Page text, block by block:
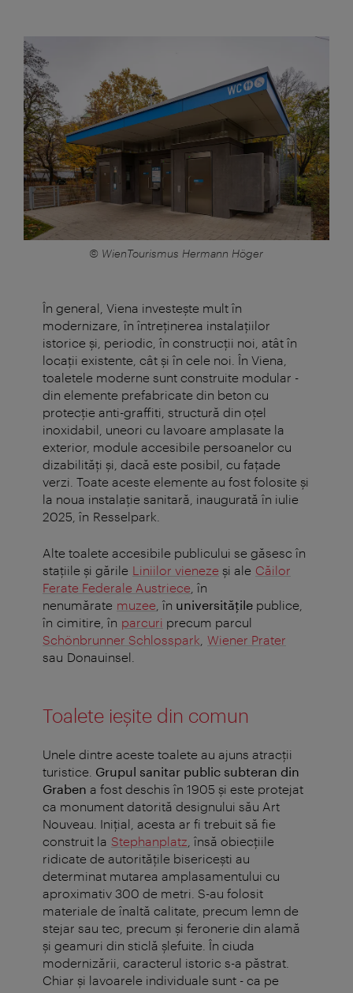
© WienTourismus Hermann Höger
În general, Viena investește mult în
modernizare, în întreținerea instalațiilor
istorice și, periodic, în construcții noi, atât în
locații existente, cât și în cele noi. În Viena,
toaletele moderne sunt construite modular -
din elemente prefabricate din beton cu
protecție anti-graffiti, structură din oțel
inoxidabil, uneori cu lavoare amplasate la
exterior, module accesibile persoanelor cu
dizabilități și, dacă este posibil, cu fațade
verzi. Toate aceste elemente au fost folosite și
la noua instalație sanitară, inaugurată în iulie
2025, în Resselpark.
Alte toalete accesibile publicului se găsesc în
stațiile și gările Liniilor vieneze și ale Căilor
Ferate Federale Austriece , în
nenumărate muzee , în universitățile publice,
în cimitire, în parcuri precum parcul
Schönbrunner Schlosspark Wiener Prater
sau Donauinsel.
Toalete ieșite din comun
Unele dintre aceste toalete au ajuns atracții
turistice. Grupul sanitar public subteran din
Graben a fost deschis în 1905 și este protejat
ca monument datorită designului său Art
Nouveau. Inițial, acesta ar fi trebuit să fie
construit la Stephanplatz , însă obiecțiile
ridicate de autoritățile bisericești au
determinat mutarea amplasamentului cu
aproximativ 300 de metri. S-au folosit
materiale de înaltă calitate, precum lemn de
stejar sau tec, precum și feronerie din alamă
și geamuri din sticlă șlefuite. În ciuda
modernizării, caracterul istoric s-a păstrat.
Chiar și lavoarele individuale sunt - ca pe